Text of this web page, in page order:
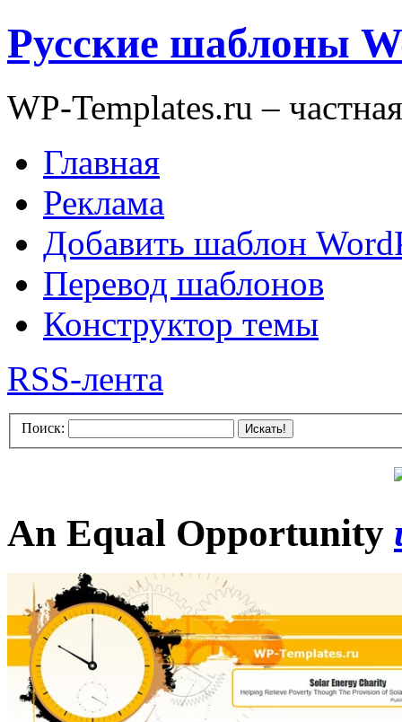
Русские шаблоны
WP-Templates.ru –
Главная
Реклама
Добавить шаблон
Перевод шаблонов
Конструктор темы
RSS-лента
Поиск: Искать!
An Equal Opportunity